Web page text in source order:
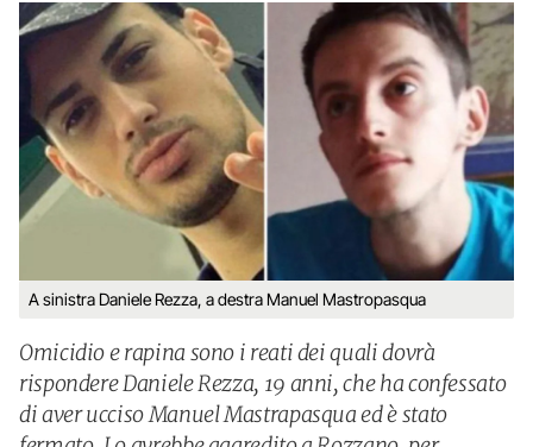
A sinistra Daniele Rezza, a destra Manuel Mastropasqua
Omicidio e rapina sono i reati dei quali dovrà
rispondere Daniele Rezza, 19 anni, che ha confessato
di aver ucciso Manuel Mastrapasqua ed è stato